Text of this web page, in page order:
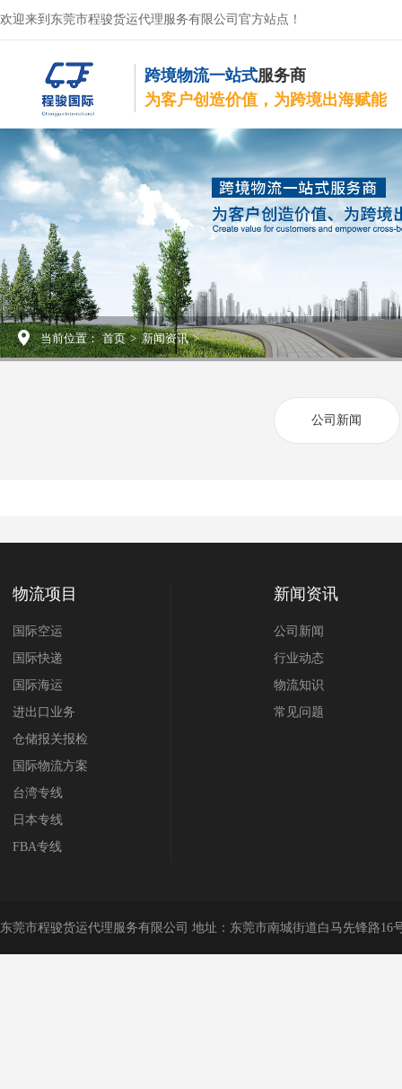
欢迎来到东莞市程骏货运代理服务有限公司官方站点！
跨境物流一站式服务商
为客户创造价值，为跨境出海赋能
当前位置： 首页 > 新闻资讯 >
公司新闻
物流项目
国际空运
国际快递
国际海运
进出口业务
仓储报关报检
国际物流方案
台湾专线
日本专线
FBA专线
新闻资讯
公司新闻
行业动态
物流知识
常见问题
东莞市程骏货运代理服务有限公司 地址：东莞市南城街道白马先锋路